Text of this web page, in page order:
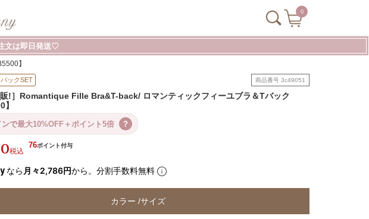
0
文は即日発送♡
】
ックSET 商品番号 3c49051
販!］Romantique Fille Bra&T-back/ ロマンティックフィーユブラ＆Tバック
】
ンで最大10%OFF＋ポイント5倍 ?
税込
76
なら 月々2,786円から。分割手数料無料
カラー サイズ